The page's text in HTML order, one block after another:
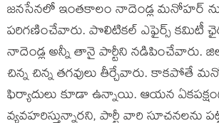
జనసేనలో ఇంతకాలం నాదెండ్ల మనోహర్
పరిగణించేవారు. పొలిటికల్ ఎఫైర్స్ కమిటీ
నాదెండ్ల అన్నీ తానై పార్టీని నడిపించేవారు.
చిన్న చిన్న తగవులు తీర్చేవారు. కాకపోతే
ఫిర్యాదులు కూడా ఉన్నాయి. ఆయన
వ్యవహరిస్తున్నారని, పార్టీ వారి సూచనలను